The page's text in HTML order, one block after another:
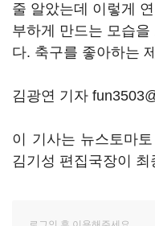
줄 알았는데 이렇게
부하게 만드는 모습
다. 축구를 좋아하는
김광연 기자
이 기사는 뉴스토마
김기성 편집국장이 최